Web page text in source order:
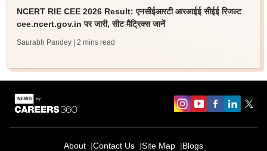
NCERT RIE CEE 2026 Result: एनसीईआरटी आरआईई सीईई रिजल्ट
cee.ncert.gov.in पर जारी, सीट मैट्रिक्स जानें
Saurabh Pandey | 2 mins read
About Contact Us Site Map Blogs